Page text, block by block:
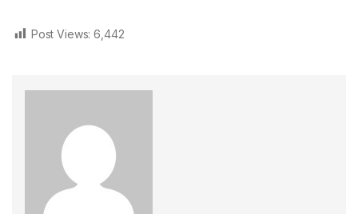
Post Views: 6,442